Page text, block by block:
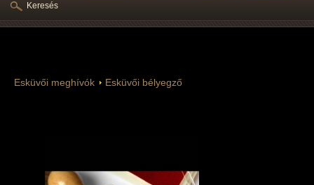
Esküvői meghívók Esküvői bélyegző
Keresés